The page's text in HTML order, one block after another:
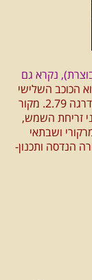
נקרא גם
הכוכב השלישי
בבהירותו בקבוצת הכוכבים בתולה עם בהירות מדרגה 2.79. מקור
זריחת השמש,
ושבתאי
הנדסה ותכנון-